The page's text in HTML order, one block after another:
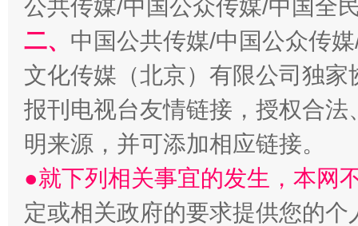
公共传媒/中国公众传媒/中国全
二、 中国公共传媒/中国公众传
文化传媒（北京）有限公司独
报刊电视台友情链接，授权合
明来源，并可添加相应链接。
●就下列相关事宜的发生，本网
定或相关政府的要求提供您的个